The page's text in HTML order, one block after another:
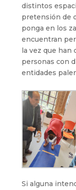
distintos
pretensión de
ponga en los
encuentran
la vez que han
personas con
entidades
Si alguna